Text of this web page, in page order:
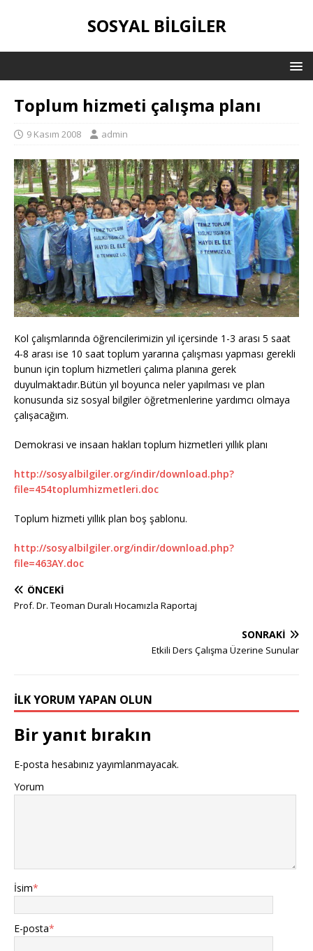
SOSYAL BILGILER
Toplum hizmeti çalışma planı
9 Kasım 2008 admin
Kol çalışmlarında öğrencilerimizin yıl içersinde 1-3 arası 5 saat
4-8 arası ise 10 saat toplum yararına çalışması yapması gerekli
bunun için toplum hizmetleri çalıma planına gerek
duyulmaktadır.Bütün yıl boyunca neler yapılması ve plan
konusunda siz sosyal bilgiler öğretmenlerine yardımcı olmaya
çalışacağım.
Demokrasi ve insaan hakları toplum hizmetleri yıllık planı
http://sosyalbilgiler.org/indir/download.php?
file=454toplumhizmetleri.doc
Toplum hizmeti yıllık plan boş şablonu.
http://sosyalbilgiler.org/indir/download.php?
file=463AY.doc
ÖNCEKI
Prof. Dr. Teoman Duralı Hocamızla Raportaj
SONRAKI
Etkili Ders Çalışma Üzerine Sunular
İLK YORUM YAPAN OLUN
Bir yanıt bırakın
E-posta hesabınız yayımlanmayacak.
Yorum
İsim*
E-posta*